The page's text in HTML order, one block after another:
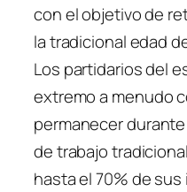
con el objetivo de
la tradicional edad
Los partidarios del
extremo a menudo
permanecer
de trabajo
hasta el 70% de